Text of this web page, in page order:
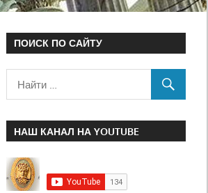
ПОИСК ПО САЙТУ
НАШ КАНАЛ НА YOUTUBE